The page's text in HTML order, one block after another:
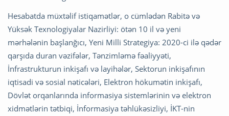
Hesabatda müxtəlif istiqamətlər, o cümlədən Rabitə və
Yüksək Texnologiyalar Nazirliyi: ötən 10 il və yeni
mərhələnin başlanğıcı, Yeni Milli Strategiya: 2020-ci ilə qədər
qarşıda duran vəzifələr, Tənzimləmə fəaliyyəti,
İnfrastrukturun inkişafı və layihələr, Sektorun inkişafının
iqtisadi və sosial nəticələri, Elektron hökumətin inkişafı,
Dövlət orqanlarında informasiya sistemlərinin və elektron
xidmətlərin tətbiqi, İnformasiya təhlükəsizliyi, İKT-nin